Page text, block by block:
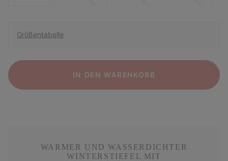
Größentabelle
IN DEN WARENKORB
WARMER UND WASSERDICHTER
WINTERSTIEFEL MIT